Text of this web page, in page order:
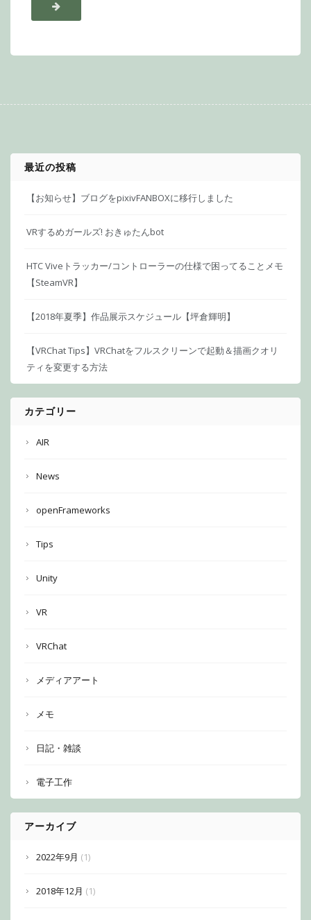
最近の投稿
【お知らせ】ブログをpixivFANBOXに移行しました
VRするめガールズ! おきゅたんbot
HTC Viveトラッカー/コントローラーの仕様で困ってることメモ
【SteamVR】
【2018年夏季】作品展示スケジュール【坪倉輝明】
【VRChat Tips】VRChatをフルスクリーンで起動＆描画クオリ
ティを変更する方法
カテゴリー
AIR
News
openFrameworks
Tips
Unity
VR
VRChat
メディアアート
メモ
日記・雑談
電子工作
アーカイブ
2022年9月 (1)
2018年12月 (1)